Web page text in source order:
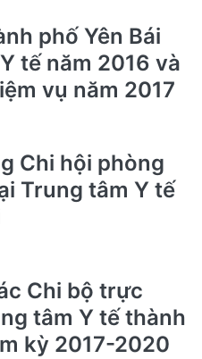
phố Yên Bái
tế năm 2016 và
vụ năm 2017
Chi hội phòng
Trung tâm Y tế
Chi bộ trực
tâm Y tế thành
kỳ 2017-2020